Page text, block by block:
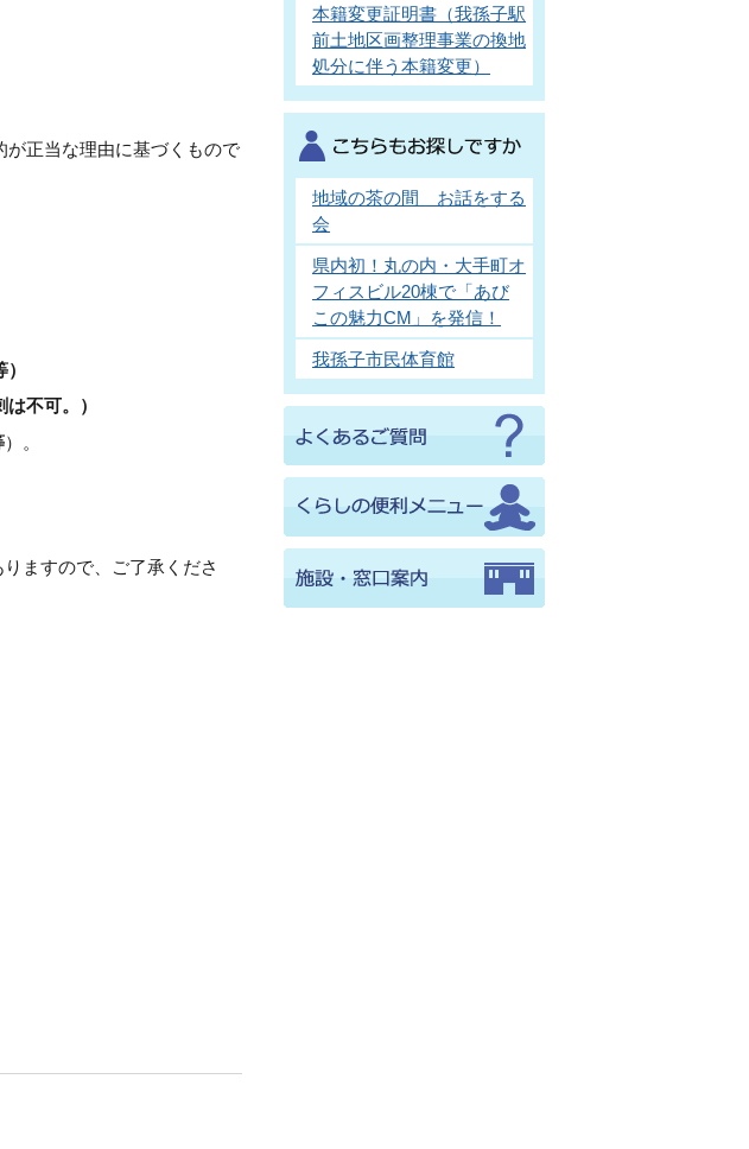
正当な理由に基づくもので
不可。）
）。
ますので、ご了承くださ
本籍変更証明書（我孫子駅
前土地区画整理事業の換地
処分に伴う本籍変更）
地域の茶の間 お話をする
会
県内初！丸の内・大手町オ
フィスビル20棟で「あび
この魅力CM」を発信！
我孫子市民体育館